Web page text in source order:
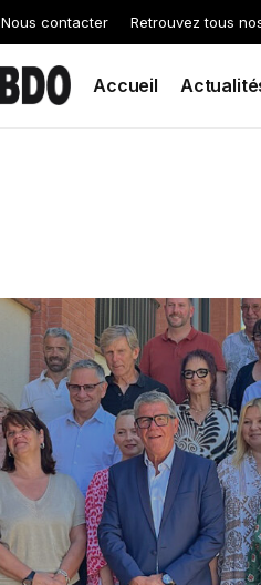
Nous contacter Retrouvez tous
Accueil